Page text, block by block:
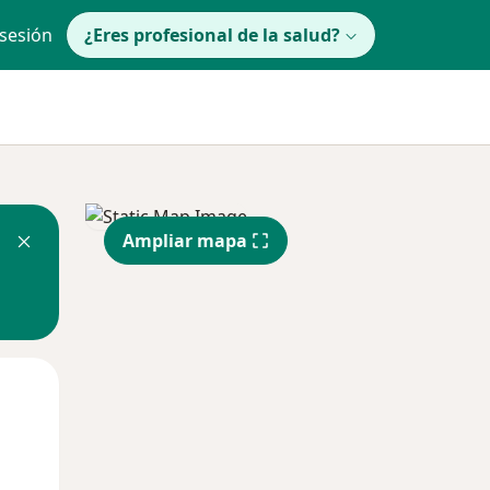
¿Eres profesional de la salud?
Ampliar mapa